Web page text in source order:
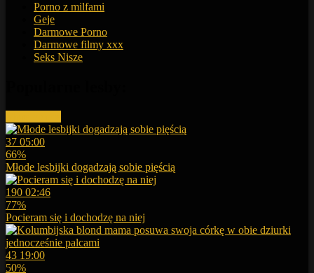
Porno z milfami
Geje
Darmowe Porno
Darmowe filmy xxx
Seks Nisze
37 05:00
66%
Młode lesbijki dogadzają sobie pięścią
190 02:46
77%
Pocieram się i dochodzę na niej
43 19:00
50%